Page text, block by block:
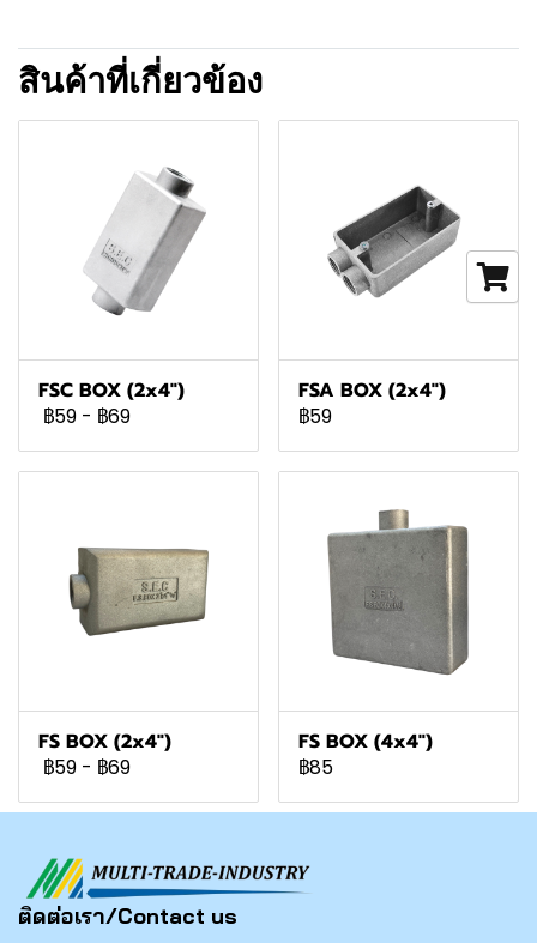
สินค้าที่เกี่ยวข้อง
FSC BOX (2x4")
฿59 - ฿69
FSA BOX (2x4")
฿59
FS BOX (2x4")
฿59 - ฿69
FS BOX (4x4")
฿85
ติดต่อเรา/Contact us